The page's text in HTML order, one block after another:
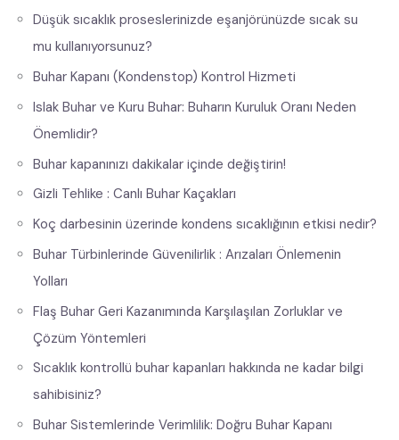
Düşük sıcaklık proseslerinizde eşanjörünüzde sıcak su
mu kullanıyorsunuz?
Buhar Kapanı (Kondenstop) Kontrol Hizmeti
Islak Buhar ve Kuru Buhar: Buharın Kuruluk Oranı Neden
Önemlidir?
Buhar kapanınızı dakikalar içinde değiştirin!
Gizli Tehlike : Canlı Buhar Kaçakları
Koç darbesinin üzerinde kondens sıcaklığının etkisi nedir?
Buhar Türbinlerinde Güvenilirlik : Arızaları Önlemenin
Yolları
Flaş Buhar Geri Kazanımında Karşılaşılan Zorluklar ve
Çözüm Yöntemleri
Sıcaklık kontrollü buhar kapanları hakkında ne kadar bilgi
sahibisiniz?
Buhar Sistemlerinde Verimlilik: Doğru Buhar Kapanı